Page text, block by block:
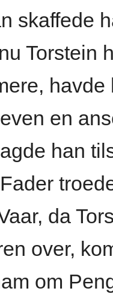
skaffede
Torstein
en
han
da
over,
om